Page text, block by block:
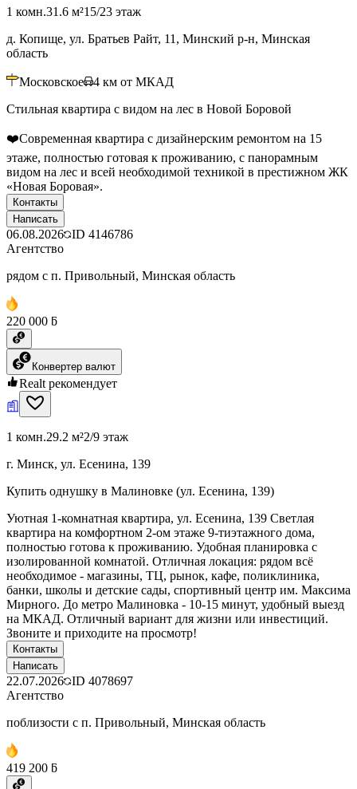
1 комн.31.6 м²15/23 этаж
д. Копище, ул. Братьев Райт, 11, Минский р-н, Минская
область
Московское 4 км от МКАД
Стильная квартира с видом на лес в Новой Боровой
❤️Современная квартира с дизайнерским ремонтом на 15
этаже, полностью готовая к проживанию, с панорамным
видом на лес и всей необходимой техникой в престижном ЖК
«Новая Боровая».
Контакты
Написать
06.08.2026 ID 4146786
Агентство
рядом с п. Привольный, Минская область
220 000 ƃ
Конвертер валют
Realt рекомендует
1 комн.29.2 м²2/9 этаж
г. Минск, ул. Есенина, 139
Купить однушку в Малиновке (ул. Есенина, 139)
Уютная 1-комнатная квартира, ул. Есенина, 139 Светлая
квартира на комфортном 2-ом этаже 9-тиэтажного дома,
полностью готова к проживанию. Удобная планировка с
изолированной комнатой. Отличная локация: рядом всё
необходимое - магазины, ТЦ, рынок, кафе, поликлиника,
банки, школы и детские сады, спортивный центр им. Максима
Мирного. До метро Малиновка - 10-15 минут, удобный выезд
на МКАД. Отличный вариант для жизни или инвестиций.
Звоните и приходите на просмотр!
Контакты
Написать
22.07.2026 ID 4078697
Агентство
поблизости с п. Привольный, Минская область
419 200 ƃ